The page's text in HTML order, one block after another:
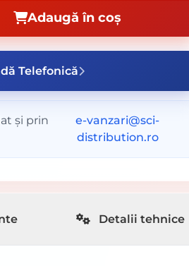
Adaugă în coș
Telefonică
și prin
e-vanzari@sci-
distribution.ro
Detalii tehnice